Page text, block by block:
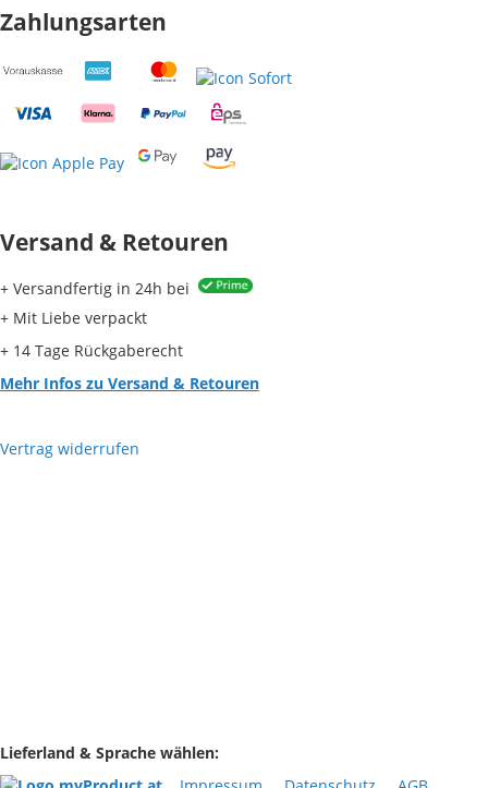
Zahlungsarten
Versand & Retouren
+ Versandfertig in 24h bei
+ Mit Liebe verpackt
+ 14 Tage Rückgaberecht
Mehr Infos zu Versand & Retouren
Vertrag widerrufen
Lieferland & Sprache wählen: